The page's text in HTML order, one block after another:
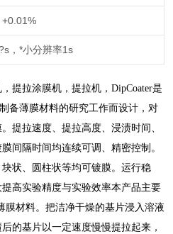
，*小分辨率1s
提拉涂膜机，提拉机，DipCoater是
备薄膜材料的研究工作而设计，对
提拉速度、提拉高度、浸渍时间、
间隔时间均连续可调、精密控制。
状、圆柱状等均可镀膜。运行稳
高实验精度与实验效率本产品主要
膜材料。把洁净干燥的基片浸入溶液
的基片以一定速度慢慢提拉起来，